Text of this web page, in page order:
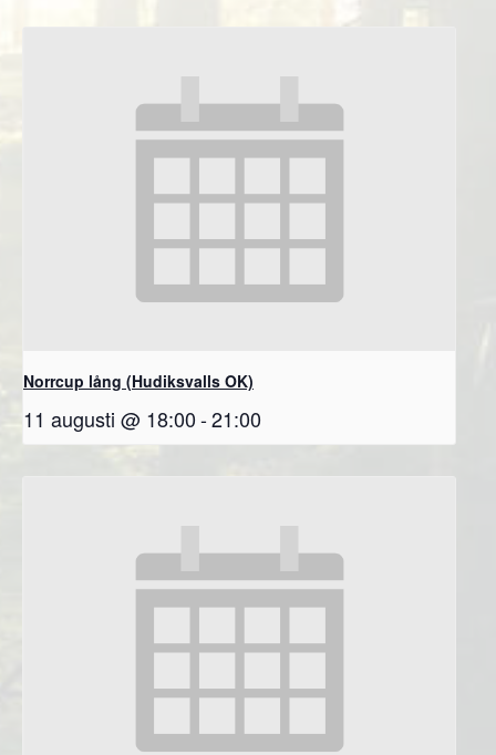
Norrcup lång (Hudiksvalls OK)
11 augusti @ 18:00-21:00